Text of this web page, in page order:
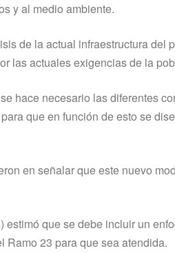
y al medio ambiente.
de la actual infraestructura del
las actuales exigencias de la
hace necesario las diferentes
que en función de esto se
en señalar que este nuevo
que se debe incluir un
Ramo 23 para que sea atendida.